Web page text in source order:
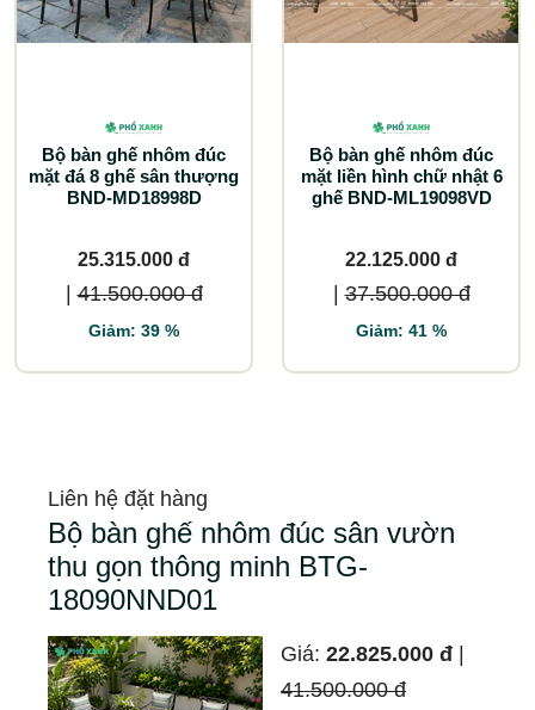
Bộ bàn ghế nhôm đúc
mặt đá 8 ghế sân thượng
BND-MD18998D
25.315.000 đ
| 41.500.000 đ
Giảm: 39 %
Bộ bàn ghế nhôm đúc
mặt liền hình chữ nhật 6
ghế BND-ML19098VD
22.125.000 đ
| 37.500.000 đ
Giảm: 41 %
Liên hệ đặt hàng
Bộ bàn ghế nhôm đúc sân vườn
thu gọn thông minh BTG-
18090NND01
Giá: 22.825.000 đ |
41.500.000 đ